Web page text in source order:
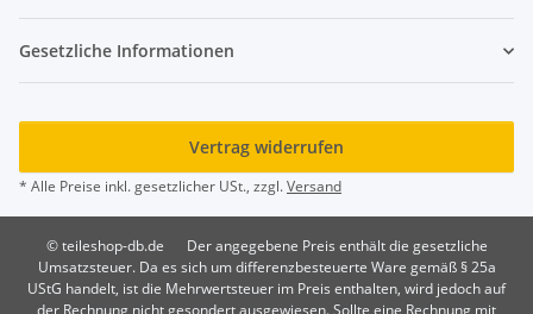
Gesetzliche Informationen
Vertrag widerrufen
* Alle Preise inkl. gesetzlicher USt., zzgl.Versand
© teileshop-db.de
Der angegebene Preis enthält die gesetzliche
Umsatzsteuer. Da es sich um differenzbesteuerte Ware gemäß § 25a
UStG handelt, ist die Mehrwertsteuer im Preis enthalten, wird jedoch auf
der Rechnung nicht gesondert ausgewiesen. Sollte eine Rechnung mit